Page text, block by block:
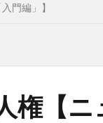
門編」】
権【ニ